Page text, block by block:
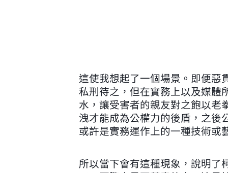
這使我想起了一個場景。即便惡
私刑待之，但在實務上以及媒體
水，讓受害者的親友對之飽以老
洩才能成為公權力的後盾，之後
或許是實務運作上的一種技術或
所以當下會有這種現象，說明了